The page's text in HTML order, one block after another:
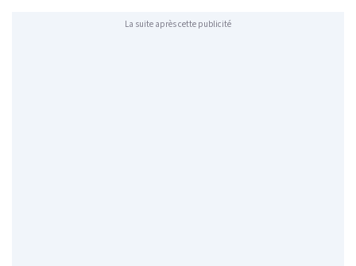
La suite après cette publicité